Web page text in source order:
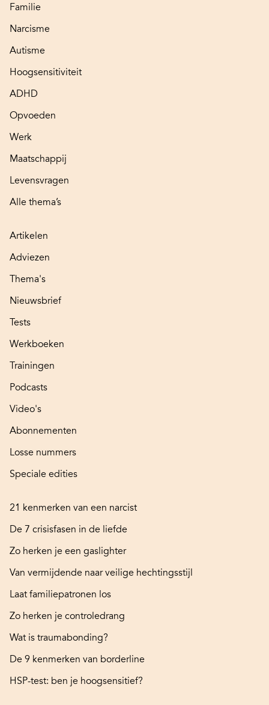
Familie
Narcisme
Autisme
Hoogsensitiviteit
ADHD
Opvoeden
Werk
Maatschappij
Levensvragen
Alle thema’s
Artikelen
Adviezen
Thema's
Nieuwsbrief
Tests
Werkboeken
Trainingen
Podcasts
Video's
Abonnementen
Losse nummers
Speciale edities
21 kenmerken van een narcist
De 7 crisisfasen in de liefde
Zo herken je een gaslighter
Van vermijdende naar veilige hechtingsstijl
Laat familiepatronen los
Zo herken je controledrang
Wat is traumabonding?
De 9 kenmerken van borderline
HSP-test: ben je hoogsensitief?